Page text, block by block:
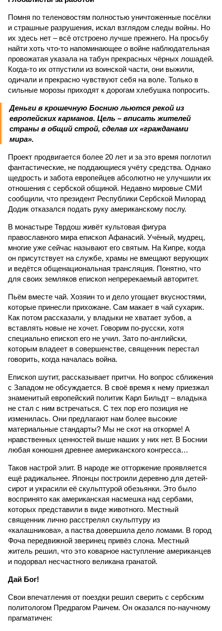
Помня по теленовостям полностью уничтоженные посёлки
и страшные разрушения, искал взглядом следы войны. Но
их здесь нет – всё отстроено лучше прежнего. На просьбу
найти хоть что-то напоминающее о войне наблюдательная
провожатая указала на табун прекрасных чёрных лошадей.
Когда-то их отпустили из воинской части, они выжили,
одичали и прекрасно чувствуют себя на воле. Только в
сильные морозы приходят к дорогам хлебушка попросить.
Деньги в крошечную Боснию льются рекой из
европейских карманов. Цель – вписать жителей
страны в общий строй, сделав их «гражданами
мира».
Проект продвигается более 20 лет и за это время поглотил
фантастические, не поддающиеся учёту средства. Однако
щедрость и забота европейцев абсолютно не улучшили их
отношения с сербской общиной. Недавно мировые СМИ
сообщили, что президент Республики Сербской Милорад
Додик отказался подать руку американскому послу.
В монастыре Тврдош живёт культовая фигура
православного мира епископ Афанасий. Учёный, мудрец,
многие уже сейчас называют его святым. На Кипре, когда
он присутствует на службе, храмы не вмещают верующих
и ведётся общенациональная трансляция. Понятно, что
для своих земляков епископ непререкаемый авторитет.
Пьём вместе чай. Хозяин то и дело угощает вкусностями,
которые принесли прихожане. Сам макает в чай сухарик.
Как потом рассказали, у владыки не хватает зубов, а
вставлять новые не хочет. Говорим по-русски, хотя
специально епископ его не учил. Зато по-английски,
которым владеет в совершенстве, священник перестал
говорить, когда началась война.
Епископ шутит, рассказывает притчи. Но вопрос сближения
с Западом не обсуждается. В своё время к нему приезжал
знаменитый европейский политик Карл Бильдт – владыка
не стал с ним встречаться. С тех пор его позиция не
изменилась. Они предлагают нам более высокие
материальные стандарты? Мы не скот на откорме! А
нравственных ценностей выше наших у них нет. В Боснии
любая конюшня древнее американского конгресса…
Таков настрой элит. В народе же отторжение проявляется
ещё радикальнее. Японцы построили деревню для детей-
сирот и украсили её скульптурой обезьянки. Это было
воспринято как американская насмешка над сербами,
которых представили в виде животного. Местный
священник лично расстрелял скульптуру из
«калашникова», а паства довершила дело ломами. В город
Фоча передвижной зверинец привёз слона. Местный
житель решил, что это коварное наступление американцев
и подорвал несчастного великана гранатой.
Дай Бог!
Свои впечатления от поездки решил сверить с сербским
политологом Предрагом Раичем. Он оказался по-научному
прагматичен: